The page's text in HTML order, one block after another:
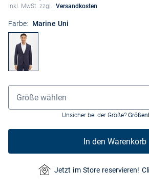
Inkl. MwSt. zzgl. Versandkosten
Farbe: Marine Uni
Größenauswahl
Größe wählen
Unsicher bei der Größe?
In den Warenkorb
Jetzt im Store reservieren!